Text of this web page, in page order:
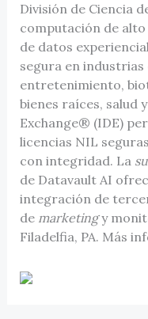
División de Ciencia
computación de
de datos
segura en
entretenimiento,
bienes raíces, salud
Exchange® (IDE)
licencias NIL
con integridad. La
de Datavault AI
integración de
de marketingy
Filadelfia, PA. Más